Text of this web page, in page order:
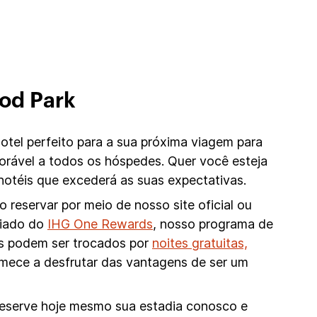
Park
perfeito para a sua próxima viagem para
a todos os hóspedes. Quer você esteja
que excederá as suas expectativas.
reservar por meio de nosso site oficial ou
do IHG One Rewards, nosso programa de
podem ser trocados por noites gratuitas,
a desfrutar das vantagens de ser um
hoje mesmo sua estadia conosco e